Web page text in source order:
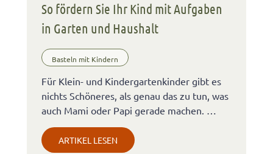
So fördern Sie Ihr Kind mit Aufgaben
in Garten und Haushalt
Basteln mit Kindern
Für Klein- und Kindergartenkinder gibt es
nichts Schöneres, als genau das zu tun, was
auch Mami oder Papi gerade machen. …
ARTIKEL LESEN